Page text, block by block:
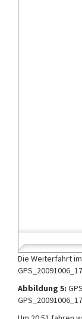
Die Weiterfahrt
Abbildung 5: